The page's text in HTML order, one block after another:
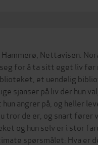
Hammerø, Nettavisen.
for å ta sitt eget liv
et uendelig
sjanser på liv der hun
angrer på, og heller
tror de er, og snart fører
og hun selv er i stor
spørsmålet: Hva er